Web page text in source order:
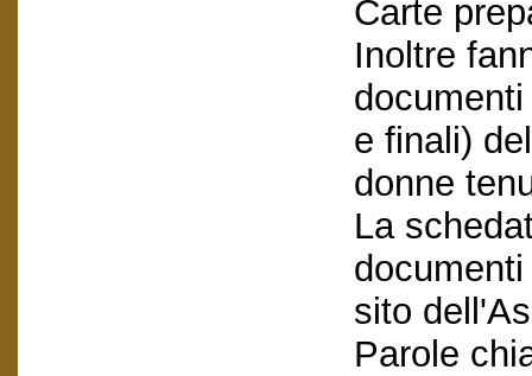
Carte
Inoltre
e finali)
donne
La
sito
Parole